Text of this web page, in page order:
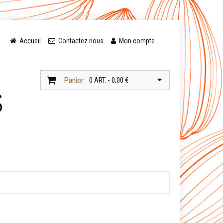
Accueil Contactez nous Mon compte
Panier: 0 ART. - 0,00 €